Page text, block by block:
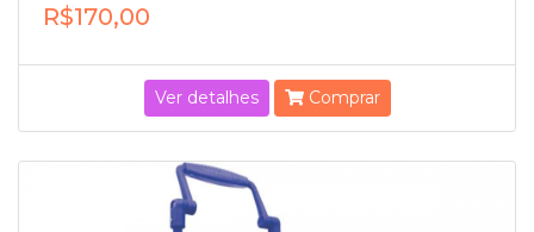
R$170,00
Ver detalhes Comprar